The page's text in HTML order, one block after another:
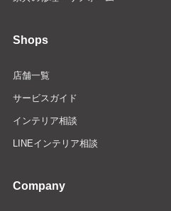
Shops
店舗一覧
サービスガイド
インテリア相談
LINEインテリア相談
Company